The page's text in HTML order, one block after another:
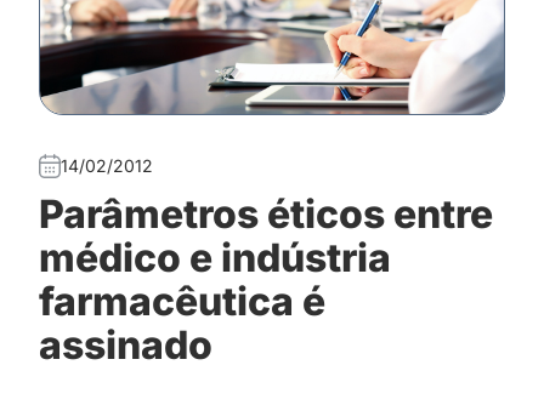
14/02/2012
Parâmetros éticos entre
médico e indústria
farmacêutica é
assinado